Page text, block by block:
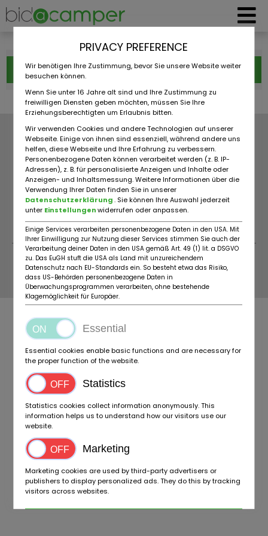
Filter
BEDRIJVEN
VOORWAARDEN
GEGEVENSBESCHERMING
AFDRUK
COOKIES INSTELLINGEN
OVER ONS
NIEUWS
FAQ
VIA BIDACAMPER
CONTACT
© 2026 BIDACAMPER
PRIVACY PREFERENCE
Wir benötigen Ihre Zustimmung, bevor Sie unsere Website weiter
besuchen können.
Wenn Sie unter 16 Jahre alt sind und Ihre Zustimmung zu
freiwilligen Diensten geben möchten, müssen Sie Ihre
Erziehungsberechtigten um Erlaubnis bitten.
Wir verwenden Cookies und andere Technologien auf unserer
Webseite. Einige von ihnen sind essenziell, während andere uns
helfen, diese Webseite und Ihre Erfahrung zu verbessern.
Personenbezogene Daten können verarbeitet werden (z. B. IP-
Adressen), z. B. für personalisierte Anzeigen und Inhalte oder
Anzeigen- und Inhaltsmessung. Weitere Informationen über die
Verwendung Ihrer Daten finden Sie in unserer
Datenschutzerklärung. Sie können Ihre Auswahl jederzeit
unter Einstellungenwiderrufen oder anpassen.
Einige Services verarbeiten personenbezogene Daten in den USA. Mit
Ihrer Einwilligung zur Nutzung dieser Services stimmen Sie auch der
Verarbeitung deiner Daten in den USA gemäß Art. 49 (1) lit. a DSGVO
zu. Das EuGH stuft die USA als Land mit unzureichendem
Datenschutz nach EU-Standards ein. So besteht etwa das Risiko,
dass US-Behörden personenbezogene Daten in
Überwachungsprogrammen verarbeiten, ohne bestehende
Klagemöglichkeit für Europäer.
Essential
Essential cookies enable basic functions and are necessary for
the proper function of the website.
Statistics
Statistics cookies collect information anonymously. This
information helps us to understand how our visitors use our
website.
Marketing
Marketing cookies are used by third-party advertisers or
publishers to display personalized ads. They do this by tracking
visitors across websites.